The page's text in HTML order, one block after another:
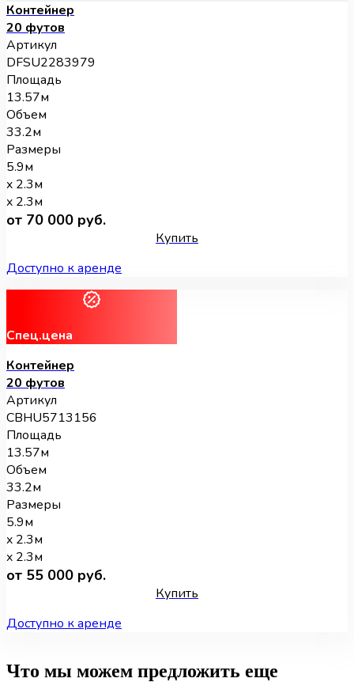
Контейнер
20 футов
Артикул
DFSU2283979
Площадь
13.57м
Объем
33.2м
Размеры
5.9м
x 2.3м
x 2.3м
от 70 000 руб.
Купить
Доступно к аренде
Спец.цена
Контейнер
20 футов
Артикул
CBHU5713156
Площадь
13.57м
Объем
33.2м
Размеры
5.9м
x 2.3м
x 2.3м
от 55 000 руб.
Купить
Доступно к аренде
Что мы можем предложить еще